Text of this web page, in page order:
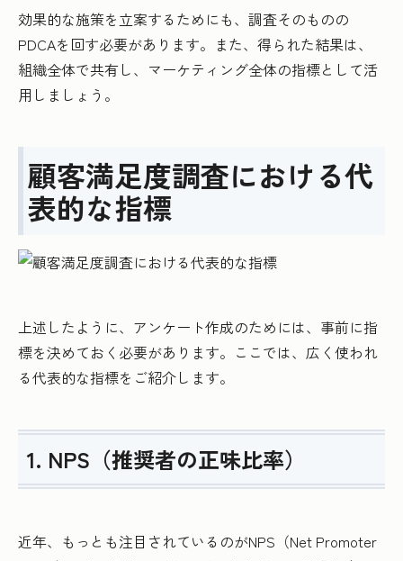
効果的な施策を立案するためにも、調査そのものの
PDCAを回す必要があります。また、得られた結果は、
組織全体で共有し、マーケティング全体の指標として活
用しましょう。
顧客満足度調査における代
表的な指標
上述したように、アンケート作成のためには、事前に指
標を決めておく必要があります。ここでは、広く使われ
る代表的な指標をご紹介します。
1. NPS（推奨者の正味比率）
近年、もっとも注目されているのがNPS（Net Promoter